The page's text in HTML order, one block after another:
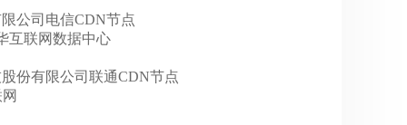
公司电信CDN节点
互联网数据中心
份有限公司联通CDN节点